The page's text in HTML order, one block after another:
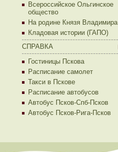
Всероссийское Ольгинское
общество
На родине Князя Владимира
Кладовая истории (ГАПО)
СПРАВКА
Гостиницы Пскова
Расписание самолет
Такси в Пскове
Расписание автобусов
Автобус Псков-Спб-Псков
Автобус Псков-Рига-Псков